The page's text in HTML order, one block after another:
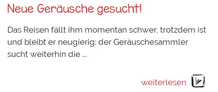
Neue Geräusche gesucht!
Das Reisen fällt ihm momentan schwer, trotzdem ist
und bleibt er neugierig: der Geräuschesammler
sucht weiterhin die ...
weiterlesen